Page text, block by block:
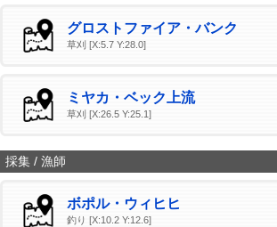
グロストファイア・バンク
草刈 [X:5.7 Y:28.0]
ミヤカ・ベック上流
草刈 [X:26.5 Y:25.1]
採集 / 漁師
ボポル・ウィヒヒ
釣り [X:10.2 Y:12.6]